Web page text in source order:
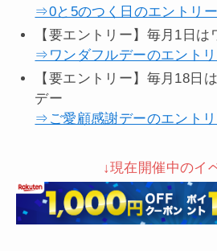
⇒0と5のつく日のエントリ
【要エントリー】毎月1日は
⇒ワンダフルデーのエント
【要エントリー】毎月18日
デー
⇒ご愛顧感謝デーのエント
↓現在開催中のイ